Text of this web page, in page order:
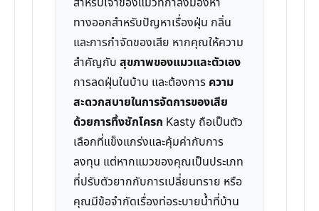
ทางออกสำหรับปัญหาเรื่องฝุ่น กลิ่น
และการกำจัดของเสีย หากคุณให้ความ
สำคัญกับ สุขภาพของแมวและตัวเอง
การลดฝุ่นในบ้าน และต้องการ ความ
สะดวกสบายในการจัดการของเสีย
ด้วยการทิ้งชักโครก Kasty ถือเป็นตัว
เลือกที่แข็งแกร่งและคุ้มค่ากับการ
ลงทุน แต่หากแมวของคุณเป็นประเภท
ที่ปรับตัวยากกับการเปลี่ยนทราย หรือ
คุณมีข้อจำกัดเรื่องท่อระบายน้ำที่บ้าน